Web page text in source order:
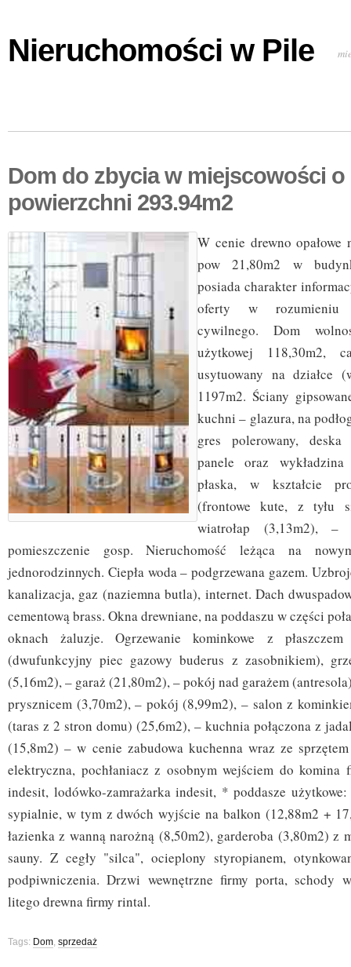
Nieruchomości w Pile
Dom do zbycia w miejscowości o
powierzchni 293.94m2
W cenie drewno opałowe
pow 21,80m2 w
posiada charakter
oferty w rozumieniu
cywilnego. Dom
użytkowej 118,30m2,
usytuowany na działce
1197m2. Ściany
kuchni – glazura, na
gres polerowany,
panele oraz wykładzina
płaska, w kształcie
(frontowe kute, z
wiatrołap (3,13m2),
pomieszczenie gosp. Nieruchomość leżąca na
jednorodzinnych. Ciepła woda – podgrzewana gazem.
kanalizacja, gaz (naziemna butla), internet. Dach
cementową brass. Okna drewniane, na poddaszu w części
oknach żaluzje. Ogrzewanie kominkowe z
(dwufunkcyjny piec gazowy buderus z zasobnikiem),
(5,16m2), – garaż (21,80m2), – pokój nad garażem
prysznicem (3,70m2), – pokój (8,99m2), – salon z
(taras z 2 stron domu) (25,6m2), – kuchnia połączona z
(15,8m2) – w cenie zabudowa kuchenna wraz ze
elektryczna, pochłaniacz z osobnym wejściem do komina
indesit, lodówko-zamrażarka indesit, * poddasze
sypialnie, w tym z dwóch wyjście na balkon (12,88m2 +
łazienka z wanną narożną (8,50m2), garderoba (3,80m2) z
sauny. Z cegły "silca", ocieplony styropianem,
podpiwniczenia. Drzwi wewnętrzne firmy porta, schody
litego drewna firmy rintal.
Tags: Dom, sprzedaż